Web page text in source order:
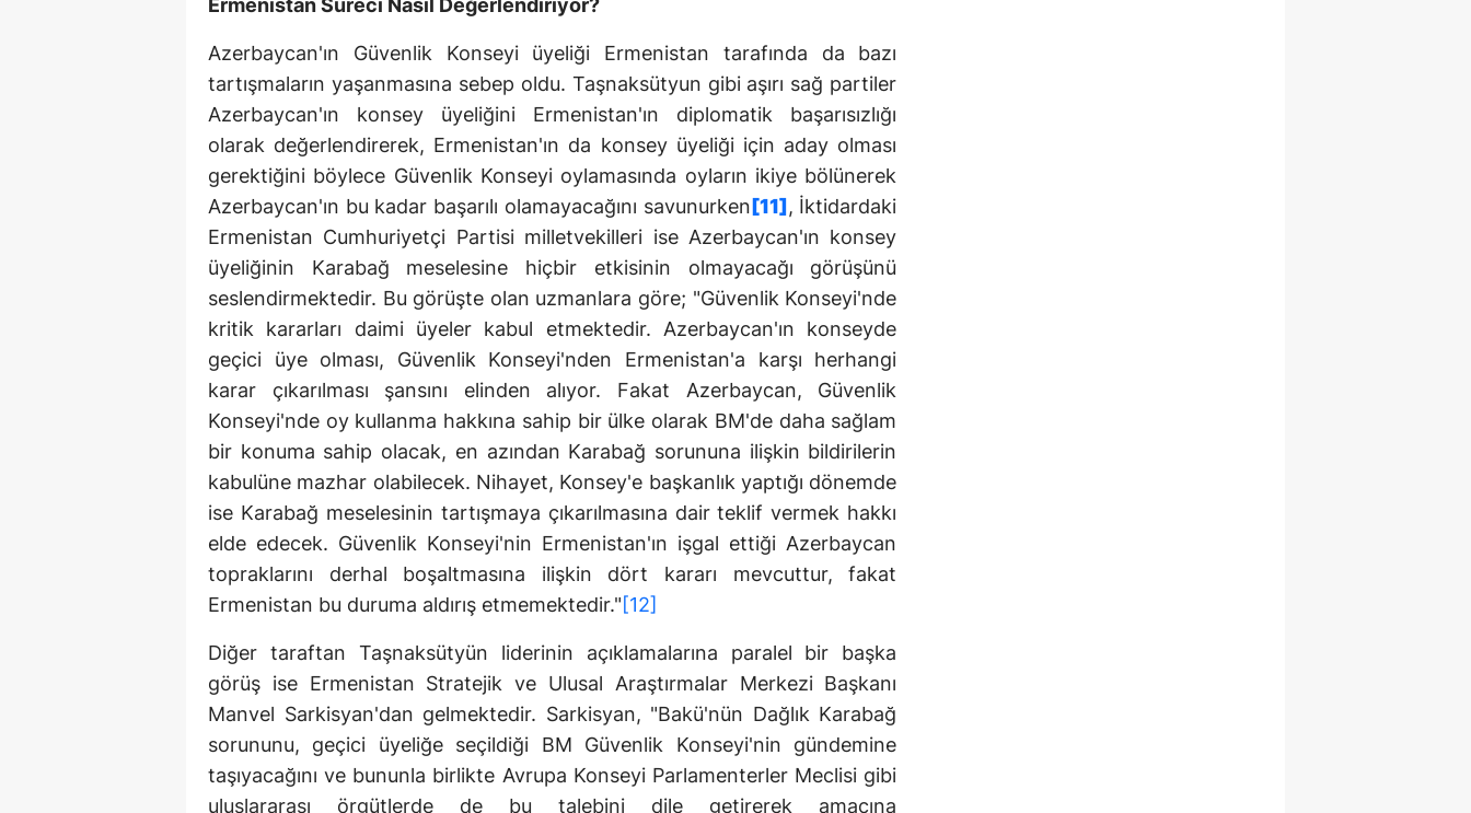
Ermenistan Süreci Nasıl Değerlendiriyor?
Azerbaycan'ın Güvenlik Konseyi üyeliği Ermenistan tarafında da bazı
tartışmaların yaşanmasına sebep oldu. Taşnaksütyun gibi aşırı sağ partiler
Azerbaycan'ın konsey üyeliğini Ermenistan'ın diplomatik başarısızlığı
olarak değerlendirerek, Ermenistan'ın da konsey üyeliği için aday olması
gerektiğini böylece Güvenlik Konseyi oylamasında oyların ikiye bölünerek
Azerbaycan'ın bu kadar başarılı olamayacağını savunurken [11] , İktidardaki
Ermenistan Cumhuriyetçi Partisi milletvekilleri ise Azerbaycan'ın konsey
üyeliğinin Karabağ meselesine hiçbir etkisinin olmayacağı görüşünü
seslendirmektedir. Bu görüşte olan uzmanlara göre; "Güvenlik Konseyi'nde
kritik kararları daimi üyeler kabul etmektedir. Azerbaycan'ın konseyde
geçici üye olması, Güvenlik Konseyi'nden Ermenistan'a karşı herhangi
karar çıkarılması şansını elinden alıyor. Fakat Azerbaycan, Güvenlik
Konseyi'nde oy kullanma hakkına sahip bir ülke olarak BM'de daha sağlam
bir konuma sahip olacak, en azından Karabağ sorununa ilişkin bildirilerin
kabulüne mazhar olabilecek. Nihayet, Konsey'e başkanlık yaptığı dönemde
ise Karabağ meselesinin tartışmaya çıkarılmasına dair teklif vermek hakkı
elde edecek. Güvenlik Konseyi'nin Ermenistan'ın işgal ettiği Azerbaycan
topraklarını derhal boşaltmasına ilişkin dört kararı mevcuttur, fakat
Ermenistan bu duruma aldırış etmemektedir."[12]
Diğer taraftan Taşnaksütyün liderinin açıklamalarına paralel bir başka
görüş ise Ermenistan Stratejik ve Ulusal Araştırmalar Merkezi Başkanı
Manvel Sarkisyan'dan gelmektedir. Sarkisyan, "Bakü'nün Dağlık Karabağ
sorununu, geçici üyeliğe seçildiği BM Güvenlik Konseyi'nin gündemine
taşıyacağını ve bununla birlikte Avrupa Konseyi Parlamenterler Meclisi gibi
uluslararası örgütlerde de bu talebini dile getirerek amacına